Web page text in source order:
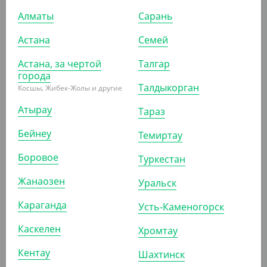
4 989.60₸
(4 989.60
Совок и щетка с длинной ручкой, модель LV-B04
Алматы
Астана
Астана, за чертой
города
Косшы, Жибек-Жолы и другие
Атырау
Бейнеу
Боровое
Жанаозен
Караганда
Каскелен
Кентау
Сарань
Семей
Талгар
Талдыкорган
Тараз
Темиртау
Туркестан
Уральск
Усть-Каменогорск
Хромтау
Шахтинск